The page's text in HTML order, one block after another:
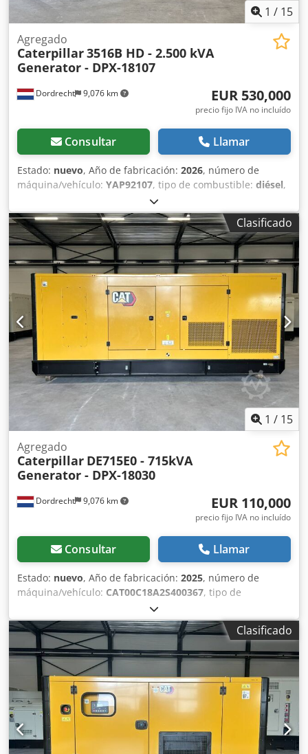
1 / 15
Dordrecht 9,076 km
Agregado
Caterpillar3516B HD - 2.500 kVA
Generator - DPX-18107
EUR 530,000
precio fijo IVA no incluído
Consultar Llamar
Estado: nuevo, Año de fabricación: 2026, número de
máquina/vehículo: YAP92107, tipo de combustible: diésel,
Caterpillar 3516B HD
uso: Construcción Peso en vacío: 18.290 kg Potencia del
generador: 2.500 kVA Dimensiones del espacio de carga:
638 x 229 x 237 cm Certificación CE: sí Póngase en contacto
con el equipo de DPX para obtener más información. =
Opciones y accesorios adicionales = Dodpfx Agjy R I D So
Rjkr - Panel de control
Clasificado
1 / 15
Dordrecht 9,076 km
Agregado
Caterpillar DE715E0 - 715kVA
Generator - DPX-18030
EUR 110,000
precio fijo IVA no incluído
Consultar Llamar
Estado: nuevo, Año de fabricación: 2025, número de
máquina/vehículo: CAT00C18A2S400367, tipo de
, fabricante de motores:
C18, Finalidad de uso: Construcción Peso en vacío: 5.952 kg
Potencia del generador: 715 kVA Dimensiones del
compartimento de carga: 532 x 192 x 229 cm Marcado CE:
sí Capacidad del depósito de agua: 1.082 l Póngase en
contacto con el equipo de DPX para más información. =
Otras opciones y accesorios = - Batería - Panel de control
Djdpfx Agsy Ttpfs Rskr - Techo de acero - Cisterna
Clasificado